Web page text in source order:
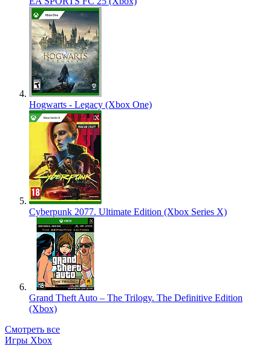
Hogwarts - Legacy (Xbox One)
Cyberpunk 2077. Ultimate Edition (Xbox Series X)
Grand Theft Auto – The Trilogy. The Definitive Edition
(Xbox)
Смотреть все
Игры Xbox